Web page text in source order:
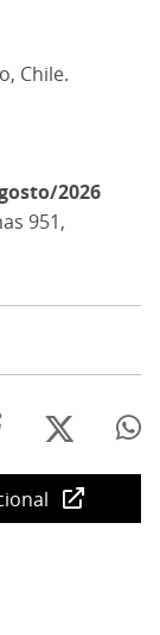
Chile.
2026
951,